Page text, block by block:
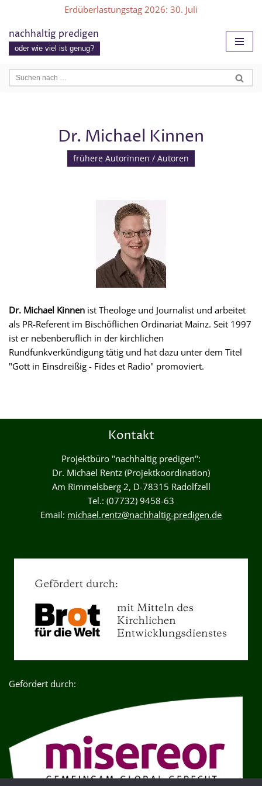
Zum
Inhalt
Erdüberlastungstag 2026: 30. Juli
nachhaltig predigen
oder wie viel ist genug?
Dr. Michael Kinnen
frühere Autorinnen / Autoren
Dr. Michael Kinnen ist Theologe und Journalist und arbeitet
als PR-Referent im Bischöflichen Ordinariat Mainz. Seit 1997
ist er nebenberuflich in der kirchlichen
Rundfunkverkündigung tätig und hat dazu unter dem Titel
"Gott in Einsdreißig - Fides et Radio" promoviert.
Kontakt
Projektbüro "nachhaltig predigen":
Dr. Michael Rentz (Projektkoordination)
Am Rimmelsberg 2, D-78315 Radolfzell
Tel.: (07732) 9458-63
Email: michael.rentz@nachhaltig-predigen.de
Gefördert durch: